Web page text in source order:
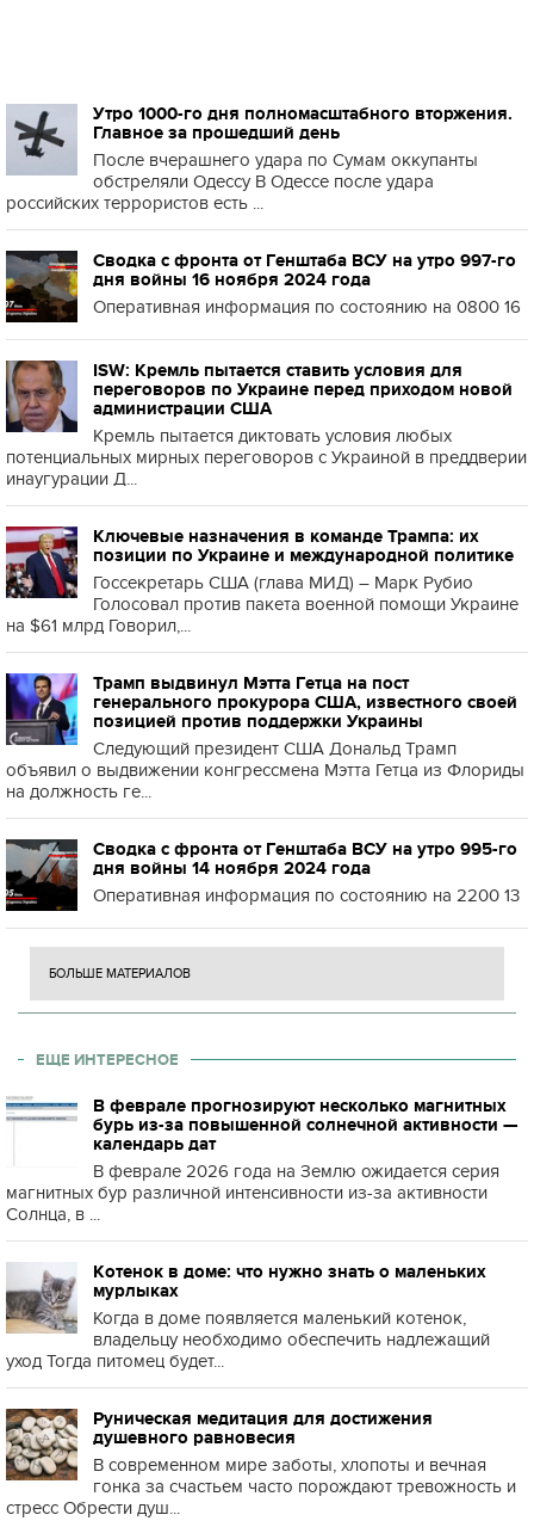
Утро 1000-го дня полномасштабного вторжения.
Главное за прошедший день
После вчерашнего удара по Сумам оккупанты
обстреляли Одессу В Одессе после удара
российских террористов есть ...
Сводка с фронта от Генштаба ВСУ на утро 997-го
дня войны 16 ноября 2024 года
Оперативная информация по состоянию на 0800 16
ISW: Кремль пытается ставить условия для
переговоров по Украине перед приходом новой
администрации США
Кремль пытается диктовать условия любых
потенциальных мирных переговоров с Украиной в преддверии
инаугурации Д...
Ключевые назначения в команде Трампа: их
позиции по Украине и международной политике
Госсекретарь США (глава МИД) – Марк Рубио
Голосовал против пакета военной помощи Украине
на $61 млрд Говорил,...
Трамп выдвинул Мэтта Гетца на пост
генерального прокурора США, известного своей
позицией против поддержки Украины
Следующий президент США Дональд Трамп
объявил о выдвижении конгрессмена Мэтта Гетца из Флориды
на должность ге...
Сводка с фронта от Генштаба ВСУ на утро 995-го
дня войны 14 ноября 2024 года
Оперативная информация по состоянию на 2200 13
БОЛЬШЕ МАТЕРИАЛОВ
ЕЩЕ ИНТЕРЕСНОЕ
В феврале прогнозируют несколько магнитных
бурь из-за повышенной солнечной активности —
календарь дат
В феврале 2026 года на Землю ожидается серия
магнитных бур различной интенсивности из-за активности
Солнца, в ...
Котенок в доме: что нужно знать о маленьких
мурлыках
Когда в доме появляется маленький котенок,
владельцу необходимо обеспечить надлежащий
уход Тогда питомец будет...
Руническая медитация для достижения
душевного равновесия
В современном мире заботы, хлопоты и вечная
гонка за счастьем часто порождают тревожность и
стресс Обрести душ...